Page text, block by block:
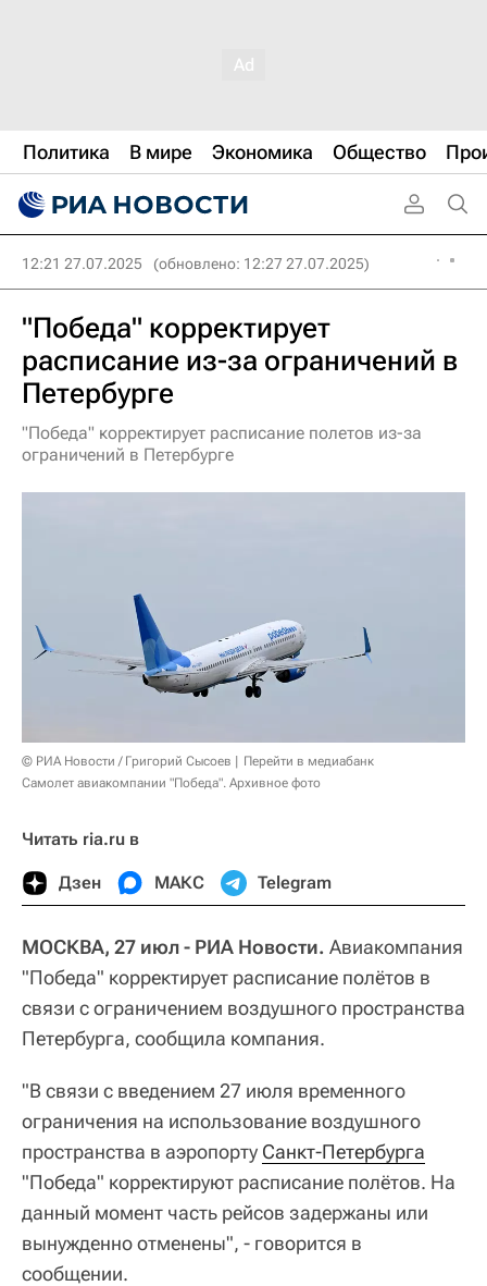
Политика В мире Экономика Общество
12:21 27.07.2025 (обновлено: 12:27 27.07.2025)
"Победа" корректирует
расписание из-за ограничений в
Петербурге
"Победа" корректирует расписание полетов из-за
ограничений в Петербурге
© РИА Новости / Григорий Сысоев
Перейти в медиабанк
Самолет авиакомпании "Победа". Архивное фото
Читать ria.ru в
Дзен МАКС Telegram
МОСКВА, 27 июл - РИА Новости. Авиакомпания
"Победа" корректирует расписание полётов в
связи с ограничением воздушного пространства
Петербурга, сообщила компания.
"В связи с введением 27 июля временного
ограничения на использование воздушного
пространства в аэропорту Санкт-Петербурга
"Победа" корректируют расписание полётов. На
данный момент часть рейсов задержаны или
вынужденно отменены", - говорится в
сообщении.